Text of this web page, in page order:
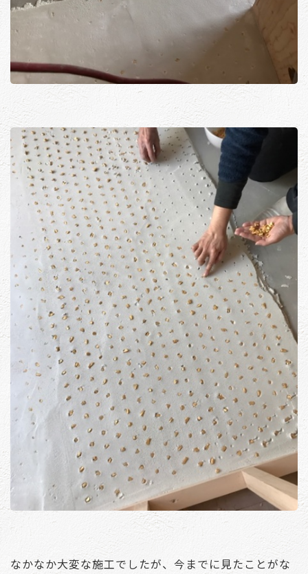
なかなか大変な施工でしたが、今までに見たことがな